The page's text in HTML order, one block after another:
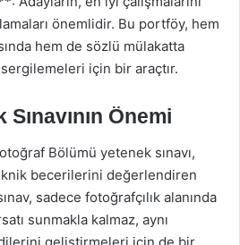
önemlidir. Bu portföy, hem
hem de sözlü mülakatta
için bir araçtır.
Önemi
Bölümü yetenek sınavı,
becerilerini değerlendiren
sadece fotoğrafçılık alanında
sunmakla kalmaz, aynı
geliştirmeleri için de bir